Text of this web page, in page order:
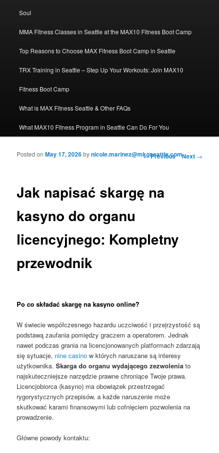
Soul
MMA Fitness Classes in Seattle at the MAX10 Fitness Boot Camp
Top Reasons to Choose MAX Fitness Boot Camp in Seattle
TRX Training in Seattle – Step Up Your Workouts: Join MAX10
Fitness Boot Camp
What is MAX Fitness Seattle & Other FAQs
What MAX10 Fitness Program in Seattle Can Do For You
Post navigation
←Previous Next →
Jak napisać skargę na
kasyno do organu
licencyjnego: Kompletny
przewodnik
Posted onMay 17, 2026bynicole.marinez@mkgseattle.com
Po co składać skargę na kasyno online?
W świecie współczesnego hazardu uczciwość i przejrzystość są
podstawą zaufania pomiędzy graczem a operatorem. Jednak
nawet podczas grania na licencjonowanych platformach zdarzają
się sytuacje, nine casino w których naruszane są interesy
użytkownika.Skarga do organu wydającego zezwolenia to
najskuteczniejsze narzędzie prawne chroniące Twoje prawa.
Licencjobiorca (kasyno) ma obowiązek przestrzegać
rygorystycznych przepisów, a każde naruszenie może
skutkować karami finansowymi lub cofnięciem pozwolenia na
prowadzenie.
Główne powody kontaktu: